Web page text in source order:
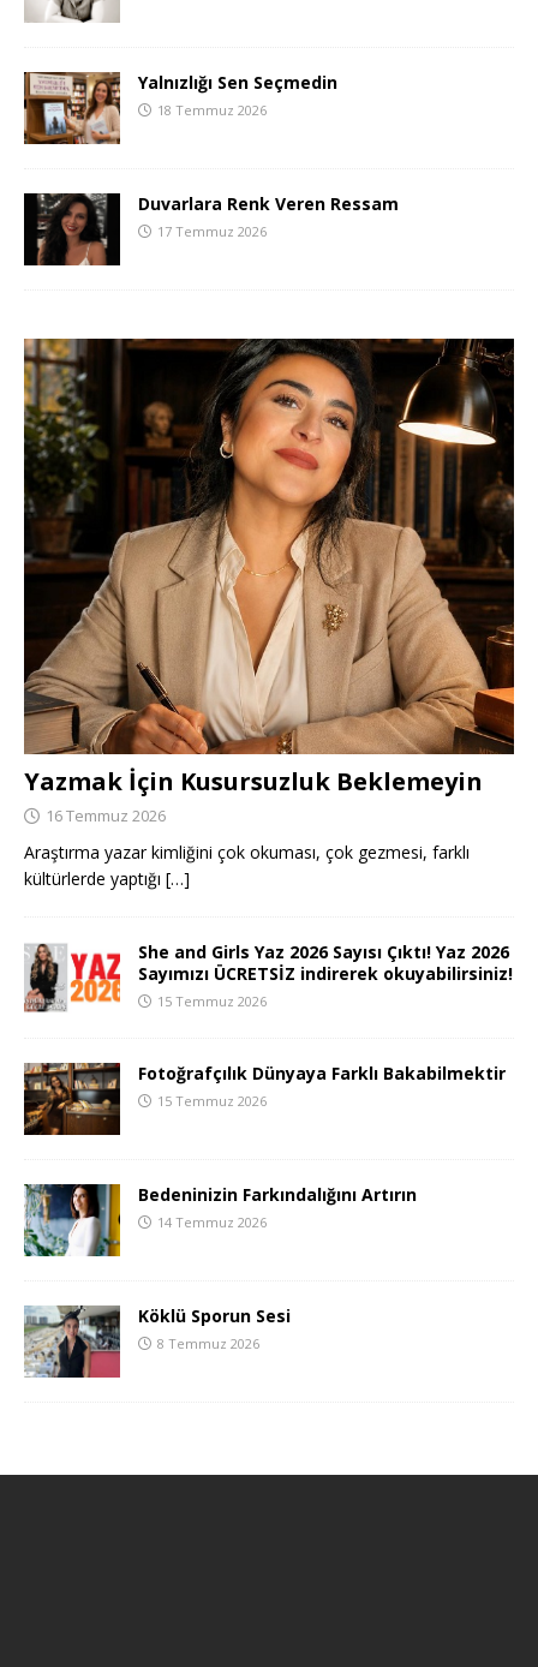
Yalnızlığı Sen Seçmedin
18 Temmuz 2026
Duvarlara Renk Veren Ressam
17 Temmuz 2026
Yazmak İçin Kusursuzluk Beklemeyin
16 Temmuz 2026
Araştırma yazar kimliğini çok okuması, çok gezmesi, farklı
kültürlerde yaptığı […]
She and Girls Yaz 2026 Sayısı Çıktı! Yaz 2026
Sayımızı ÜCRETSİZ indirerek okuyabilirsiniz!
15 Temmuz 2026
Fotoğrafçılık Dünyaya Farklı Bakabilmektir
15 Temmuz 2026
Bedeninizin Farkındalığını Artırın
14 Temmuz 2026
Köklü Sporun Sesi
8 Temmuz 2026